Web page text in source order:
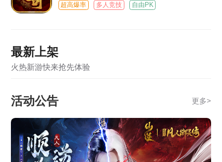
超高爆率 多人竞技 自由PK
最新上架
火热新游快来抢先体验
活动公告 更多>